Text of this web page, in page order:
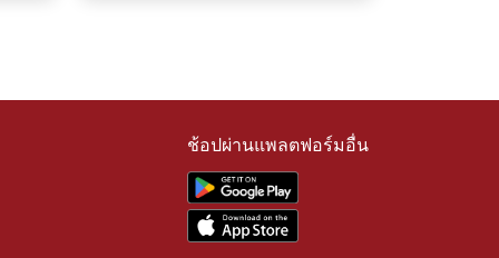
ช้อปผ่านแพลตฟอร์มอื่น